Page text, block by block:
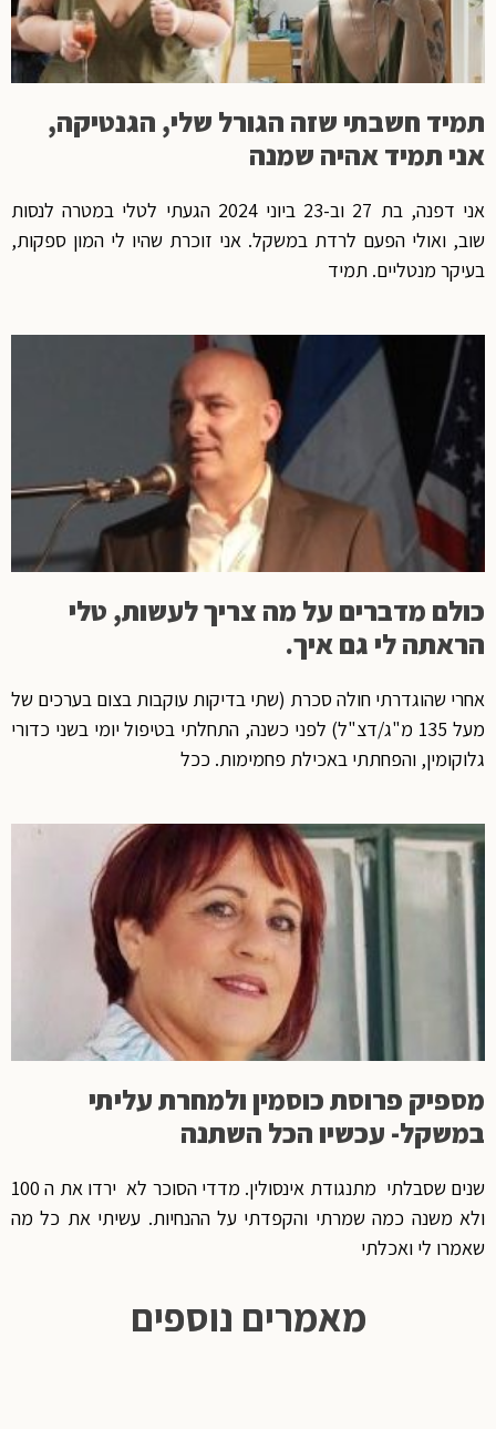
תמיד חשבתי שזה הגורל שלי, הגנטיקה,
אני תמיד אהיה שמנה
אני דפנה, בת 27 וב-23 ביוני 2024 הגעתי לטלי במטרה לנסות
שוב, ואולי הפעם לרדת במשקל. אני זוכרת שהיו לי המון ספקות,
בעיקר מנטליים. תמיד
כולם מדברים על מה צריך לעשות, טלי
הראתה לי גם איך.
אחרי שהוגדרתי חולה סכרת (שתי בדיקות עוקבות בצום בערכים של
מעל 135 מ"ג/דצ"ל) לפני כשנה, התחלתי בטיפול יומי בשני כדורי
גלוקומין, והפחתתי באכילת פחמימות. ככל
מספיק פרוסת כוסמין ולמחרת עליתי
במשקל- עכשיו הכל השתנה
שנים שסבלתי מתנגודת אינסולין. מדדי הסוכר לא ירדו את ה 100
ולא משנה כמה שמרתי והקפדתי על ההנחיות. עשיתי את כל מה
שאמרו לי ואכלתי
מאמרים נוספים